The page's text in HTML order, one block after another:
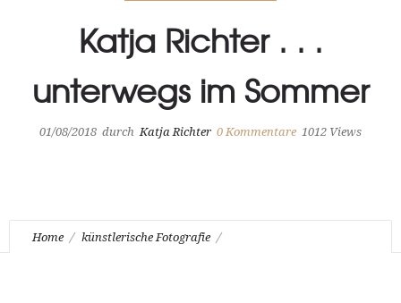
Katja Richter . . .
unterwegs im Sommer
01/08/2018 durch Katja Richter 0 Kommentare 1012 Views
Home künstlerische Fotografie